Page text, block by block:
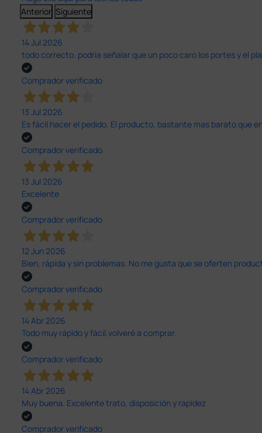
Anterior Siguiente
14 Jul 2026
todo correcto. podria señalar que un poco caro los portes y el
Comprador verificado
13 Jul 2026
Es fácil hacer el pedido. El producto, bastante mas barato que
Comprador verificado
13 Jul 2026
Excelente
Comprador verificado
12 Jun 2026
Bien, rápida y sin problemas. No me gusta que se oferten
Comprador verificado
14 Abr 2026
Todo muy rápido y fácil,volveré a comprar.
Comprador verificado
14 Abr 2026
Muy buena. Excelente trato, disposición y rapidez
Comprador verificado